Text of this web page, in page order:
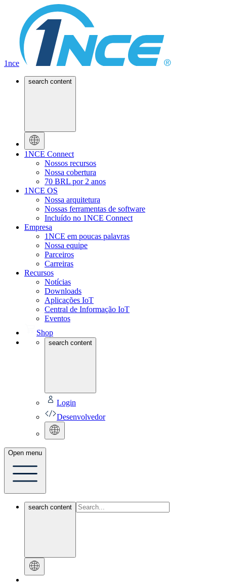
1nce
search content
1NCE Connect
Nossos recursos
Nossa cobertura
70 BRL por 2 anos
1NCE OS
Nossa arquitetura
Nossas ferramentas de software
Incluído no 1NCE Connect
Empresa
1NCE em poucas palavras
Nossa equipe
Parceiros
Carreiras
Recursos
Notícias
Downloads
Aplicações IoT
Central de Informação IoT
Eventos
Shop
search content
Login
Desenvolvedor
Open menu
search content